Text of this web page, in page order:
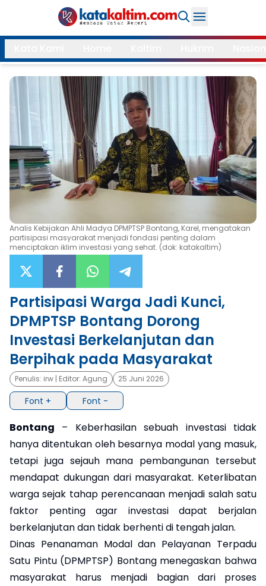
Daerah
Kukar
Samarinda
Bontang
Balikpapan
Kubar
Kutim
PPU
Mahulu
Paser
Berau
Internasional
Feature
Gaya
Hidup
×
Search
Analis Kebijakan Ahli Madya DPMPTSP Bontang, Karel, mengatakan
partisipasi masyarakat menjadi fondasi penting dalam
menciptakan iklim investasi yang sehat. (dok: katakaltim)
Partisipasi Warga Jadi Kunci,
DPMPTSP Bontang Dorong
Investasi Berkelanjutan dan
Berpihak pada Masyarakat
Penulis: irw | Editor: Agung 25 Juni 2026
Font + Font -
Bontang – Keberhasilan sebuah investasi tidak
hanya ditentukan oleh besarnya modal yang masuk,
tetapi juga sejauh mana pembangunan tersebut
mendapat dukungan dari masyarakat. Keterlibatan
warga sejak tahap perencanaan menjadi salah satu
faktor penting agar investasi dapat berjalan
berkelanjutan dan tidak berhenti di tengah jalan.
Dinas Penanaman Modal dan Pelayanan Terpadu
Satu Pintu (DPMPTSP) Bontang menegaskan bahwa
masyarakat harus menjadi bagian dari proses